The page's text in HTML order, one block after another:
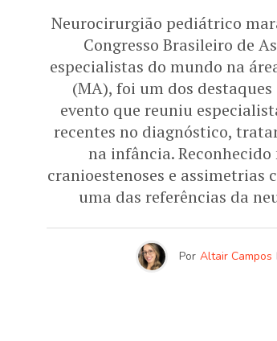
Neurocirurgião pediátrico
Congresso Brasileiro de
especialistas do mundo na
(MA), foi um dos
evento que reuniu
recentes no diagnóstico,
na infância.
cranioestenoses e assimetrias
uma das referências da
Por Altair Campos